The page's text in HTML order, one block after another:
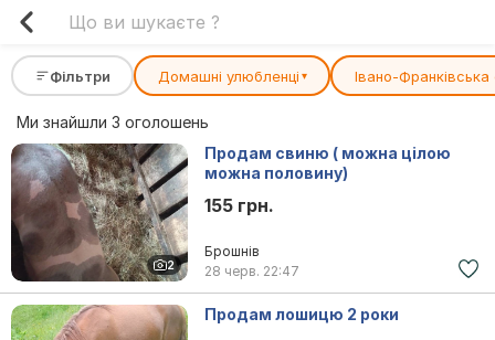
Фільтри Домашні улюбленці ▾ Івано-Франківська
Ми знайшли 3 оголошень
2
Продам свиню ( можна цілою
можна половину)
155 грн.
Брошнів
28 черв. 22:47
Продам лошицю 2 роки